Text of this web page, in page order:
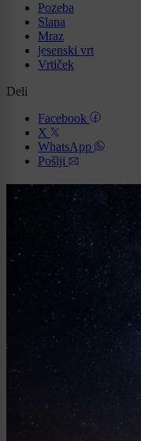
Pozeba
Slana
Mraz
jesenski vrt
Vrtiček
Deli
Facebook
X
WhatsApp
Pošlji